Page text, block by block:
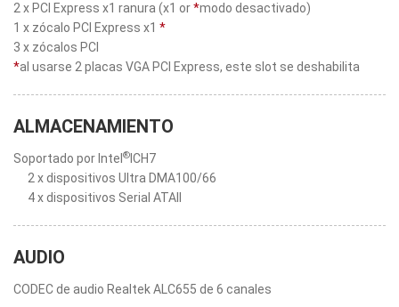
2 x PCI Express x1 ranura (x1 or*modo desactivado)
1 x zócalo PCI Express x1 *
3 x zócalos PCI
*al usarse 2 placas VGA PCI Express, este slot se deshabilita
ALMACENAMIENTO
Soportado por Intel ® ICH7
2 x dispositivos Ultra DMA100/66
4 x dispositivos Serial ATAII
AUDIO
CODEC de audio Realtek ALC655 de 6 canales